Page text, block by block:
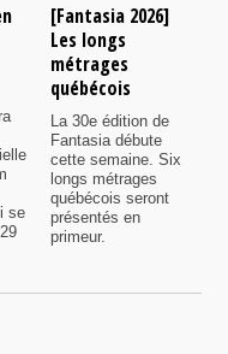
se
[Fantasia 2026]
Les longs
métrages
québécois
La 30e édition de
Fantasia débute
cette semaine. Six
longs métrages
québécois seront
présentés en
primeur.